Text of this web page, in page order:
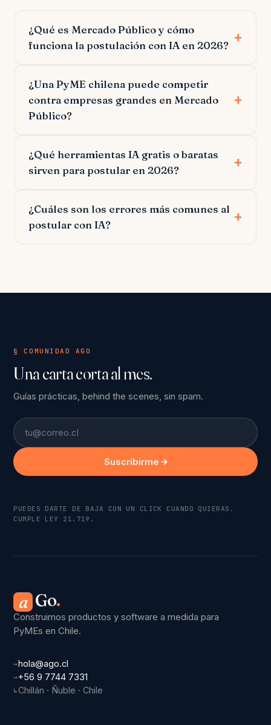
¿Qué es Mercado Público y cómo
funciona la postulación con IA en 2026?
¿Una PyME chilena puede competir
contra empresas grandes en Mercado
Público?
¿Qué herramientas IA gratis o baratas
sirven para postular en 2026?
¿Cuáles son los errores más comunes al
postular con IA?
§ COMUNIDAD AGO
Una carta corta al mes.
Guías prácticas, behind the scenes, sin spam.
Email
Suscribirme
PUEDES DARTE DE BAJA CON UN CLICK CUANDO QUIERAS.
CUMPLE LEY 21.719.
a Go.
Construimos productos y software a medida para
PyMEs en Chile.
→hola@ago.cl
→ +56 9 7744 7331
↳Chillán · Ñuble · Chile